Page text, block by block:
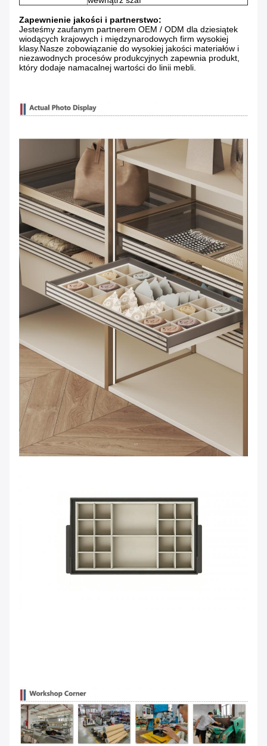
Zapewnienie jakości i partnerstwo:
Jesteśmy zaufanym partnerem OEM / ODM dla dziesiątek
wiodących krajowych i międzynarodowych firm wysokiej
klasy.Nasze zobowiązanie do wysokiej jakości materiałów i
niezawodnych procesów produkcyjnych zapewnia produkt,
który dodaje namacalnej wartości do linii mebli.